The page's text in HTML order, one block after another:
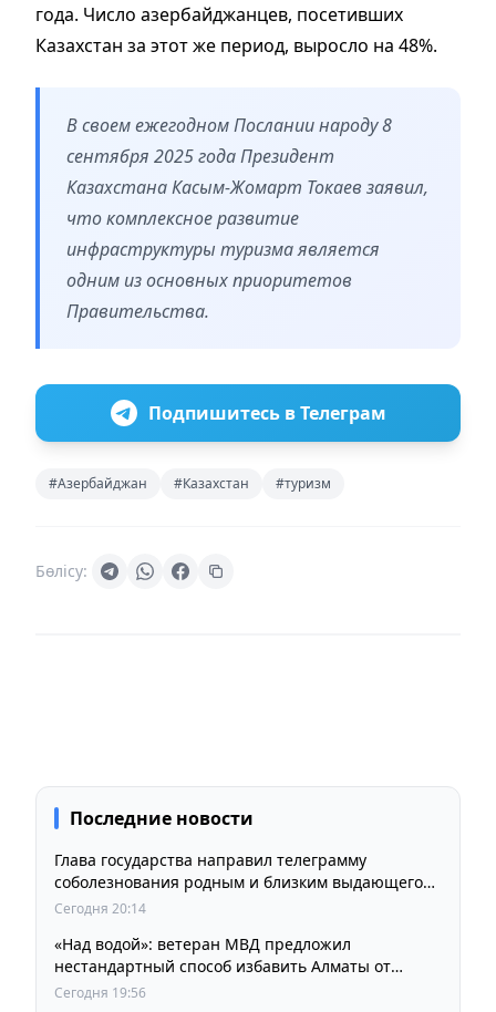
года. Число азербайджанцев, посетивших
Казахстан за этот же период, выросло на 48%.
В своем ежегодном Послании народу 8
сентября 2025 года Президент
Казахстана Касым-Жомарт Токаев заявил,
что комплексное развитие
инфраструктуры туризма является
одним из основных приоритетов
Правительства.
Подпишитесь в Телеграм
#Азербайджан #Казахстан #туризм
Бөлісу:
Последние новости
Глава государства направил телеграмму
соболезнования родным и близким выдающегося
кинорежиссера Ардака Амиркулова
Сегодня 20:14
«Над водой»: ветеран МВД предложил
нестандартный способ избавить Алматы от
пробок и смога
Сегодня 19:56